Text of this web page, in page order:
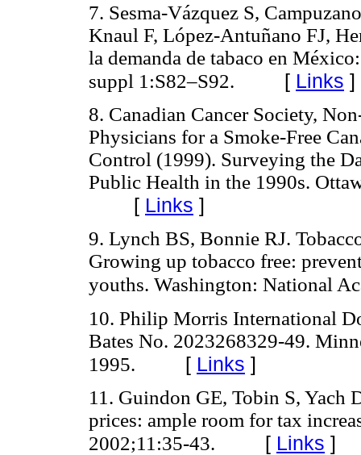
7. Sesma-Vázquez S,
Knaul F, López-Antuñano FJ,
la demanda de tabaco en
suppl 1:S82–S92.
[ Links ]
8. Canadian Cancer Society,
Physicians for a Smoke-Free
Control (1999). Surveying the
Public Health in the 1990s.
[ Links ]
9. Lynch BS, Bonnie RJ.
Growing up tobacco free:
youths. Washington: National
10. Philip Morris International
Bates No. 2023268329-49.
1995.
[ Links ]
11. Guindon GE, Tobin S, Yach
prices: ample room for tax
2002;11:35-43.
[ Links ]